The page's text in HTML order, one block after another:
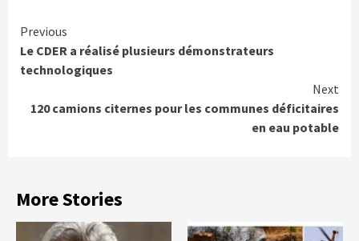
Continue
Reading
Previous
Le CDER a réalisé plusieurs démonstrateurs
technologiques
Next
120 camions citernes pour les communes déficitaires
en eau potable
More Stories